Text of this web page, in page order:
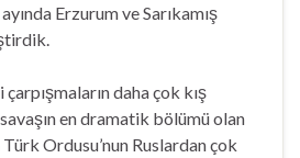
Erzurum ve Sarıkamış
daha çok kış
en dramatik bölümü olan
Türk Ordusu’nun Ruslardan çok